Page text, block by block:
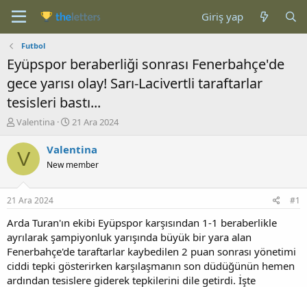
Giriş yap
Futbol
Eyüpspor beraberliği sonrası Fenerbahçe'de
gece yarısı olay! Sarı-Lacivertli taraftarlar
tesisleri bastı...
K
n
b
u
u
b
a
l
a
t
a
Valentina
B
ş
a
ç
a
r
i
h
21 Ara 2024
V Valentina
New member
21 Ara 2024 #1
Arda Turan'ın ekibi Eyüpspor karşısından 1-1 beraberlikle
ayrılarak şampiyonluk yarışında büyük bir yara alan
Fenerbahçe'de taraftarlar kaybedilen 2 puan sonrası yönetimi
ciddi tepki gösterirken karşılaşmanın son düdüğünün hemen
ardından tesislere giderek tepkilerini dile getirdi. İşte